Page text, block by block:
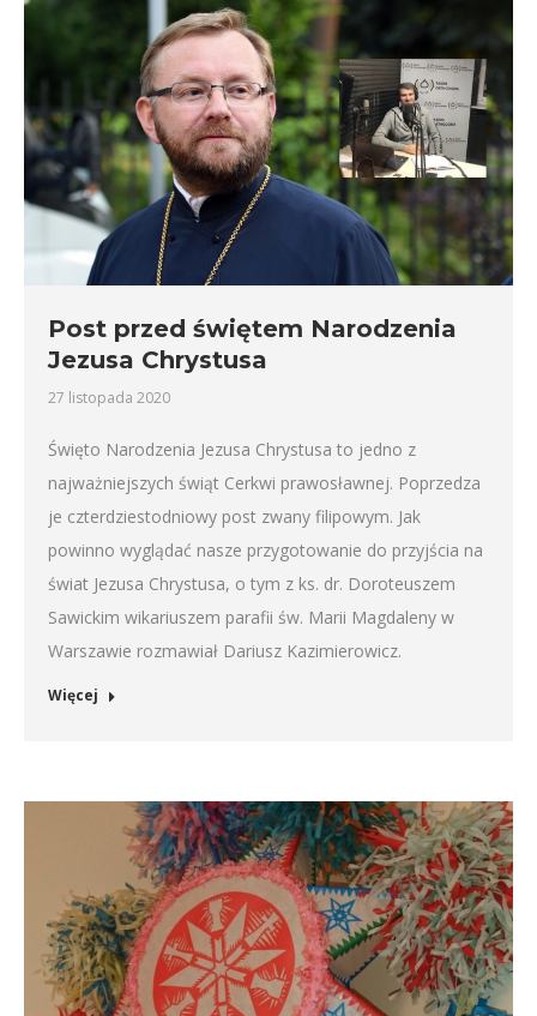
Post przed świętem Narodzenia
Jezusa Chrystusa
27 listopada 2020
Święto Narodzenia Jezusa Chrystusa to jedno z
najważniejszych świąt Cerkwi prawosławnej. Poprzedza
je czterdziestodniowy post zwany filipowym. Jak
powinno wyglądać nasze przygotowanie do przyjścia na
świat Jezusa Chrystusa, o tym z ks. dr. Doroteuszem
Sawickim wikariuszem parafii św. Marii Magdaleny w
Warszawie rozmawiał Dariusz Kazimierowicz.
Więcej